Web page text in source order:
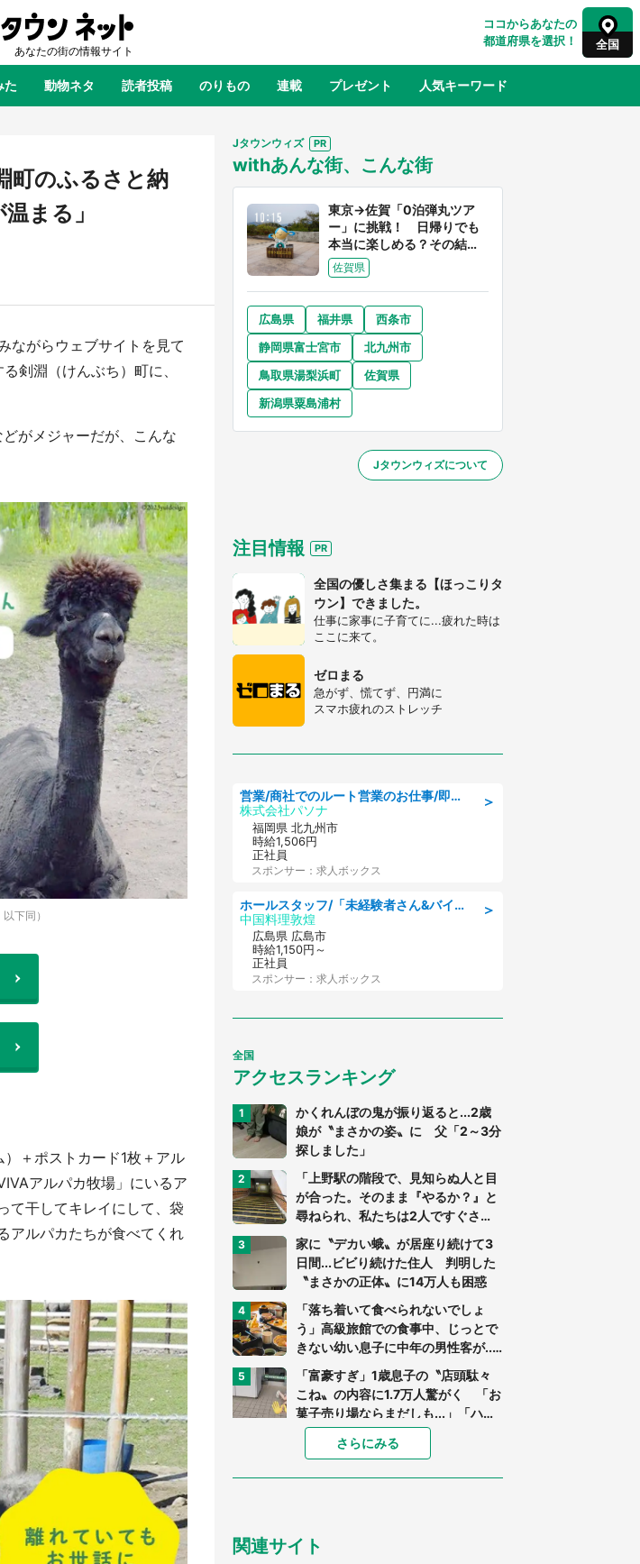
ココからあなたの
都道府県を選択！
全国
全国
青森 岩手 宮城 山形 福島
茨城 千葉 東京 神奈川
奈良 和歌山
鳥取 島根 岡山 山口
大分 宮崎
た 動物ネタ 読者投稿 のりもの 連載 プレゼント 人気キーワード
とう 物語がはじまる町へ ふるさと納税
」
『薬屋のひとりごと』の〝舞〟の世界
に入り込む 六本木ヒルズ展望台でコ
日向翔陽＆影山飛雄が笹かまを食べ
る！ アニメ『ハイキュー！！』×老
舗「鐘崎」コラボで限定グッズも【8
／1～31】
もっとみる
町のふるさと納
まる」
ながらウェブサイトを見て
剣淵（けんぶち）町に、
がメジャーだが、こんな
下同）
＋ポストカード1枚＋アル
アルパカ牧場」にいるア
て干してキレイにして、袋
アルパカたちが食べてくれ
Jタウンウィズ
withあんな街、こんな街
東京→佐賀「0泊弾丸ツア
ー」に挑戦！ 日帰りでも
本当に楽しめる？その結果
は...
佐賀県
広島県 福井県
西条市
静岡県富士宮市
北九州市
鳥取県湯梨浜町
佐賀県
新潟県粟島浦村
Jタウンウィズについて
注目情報
全国の優しさ集まる【ほっこりタ
ウン】できました。
仕事に家事に子育てに...疲れた時は
ここに来て。
ゼロまる
急がず、慌てず、円満に
スマホ疲れのストレッチ
＞
営業/商社でのルート営業のお仕事/即日勤務可/車通勤可/営業
株式会社パソナ
福岡県 北九州市
時給1,506円
正社員
スポンサー：求人ボックス
＞
ホールスタッフ/「未経験者さん&バイトデビューも大歓迎」残業ほぼなし×1日3時間〜勤務OK!フォロー体制も充実/広島県/広島市南区
中国料理敦煌
広島県 広島市
時給1,150円～
正社員
スポンサー：求人ボックス
全国
アクセスランキング
かくれんぼの鬼が振り返ると...2歳
娘が〝まさかの姿〟に 父「2～3分
探しました」
「上野駅の階段で、見知らぬ人と目
が合った。そのまま『やるか？』と
尋ねられ、私たちは2人ですぐさ
ま...」（茨城県・70代男性）
家に〝デカい蛾〟が居座り続けて3
日間...ビビり続けた住人 判明した
〝まさかの正体〟に14万人も困惑
「落ち着いて食べられないでしょ
う」高級旅館での食事中、じっとで
きない幼い息子に中年の男性客が...
（東京都・40代男性）
「富豪すぎ」1歳息子の〝店頭駄々
こね〟の内容に1.7万人驚がく 「お
菓子売り場ならまだしも...」「ハー
ドル高い」
「閉所恐怖症の私は新幹線で大パニ
ック。隣席の青年に『手を繋いで』
とお願いしたら...」 体験談に8万
生の野菜〟に6.5万人戦慄
さらにみる
関連サイト